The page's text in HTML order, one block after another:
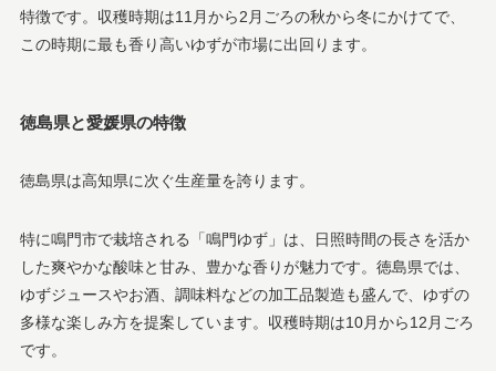
特徴です。収穫時期は11月から2月ごろの秋から冬にかけてで、
この時期に最も香り高いゆずが市場に出回ります。
徳島県と愛媛県の特徴
徳島県は高知県に次ぐ生産量を誇ります。
特に鳴門市で栽培される「鳴門ゆず」は、日照時間の長さを活か
した爽やかな酸味と甘み、豊かな香りが魅力です。徳島県では、
ゆずジュースやお酒、調味料などの加工品製造も盛んで、ゆずの
多様な楽しみ方を提案しています。収穫時期は10月から12月ごろ
です。